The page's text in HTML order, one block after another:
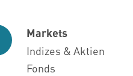
Markets
Indizes & Aktien
Fonds